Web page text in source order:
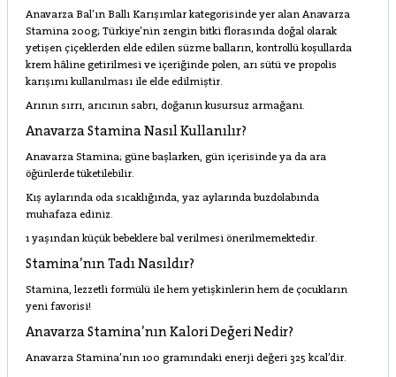
Anavarza Bal’ın Ballı Karışımlar kategorisinde yer alan Anavarza
Stamina 200g; Türkiye’nin zengin bitki florasında doğal olarak
yetişen çiçeklerden elde edilen süzme balların, kontrollü koşullarda
krem hâline getirilmesi ve içeriğinde polen, arı sütü ve propolis
karışımı kullanılması ile elde edilmiştir.
Arının sırrı, arıcının sabrı, doğanın kusursuz armağanı.
Anavarza Stamina Nasıl Kullanılır?
Anavarza Stamina; güne başlarken, gün içerisinde ya da ara
öğünlerde tüketilebilir.
Kış aylarında oda sıcaklığında, yaz aylarında buzdolabında
muhafaza ediniz.
1 yaşından küçük bebeklere bal verilmesi önerilmemektedir.
Stamina’nın Tadı Nasıldır?
Stamina, lezzetli formülü ile hem yetişkinlerin hem de çocukların
yeni favorisi!
Anavarza Stamina’nın Kalori Değeri Nedir?
Anavarza Stamina’nın 100 gramındaki enerji değeri 325 kcal’dir.